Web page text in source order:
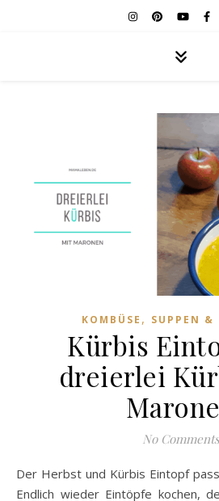
KOMBÜSE , SUPPEN &
Kürbis
dreierlei
No Comments
Der Herbst und Kürbis Eintopf passen perfekt zusammen.
Endlich wieder Eintöpfe kochen,